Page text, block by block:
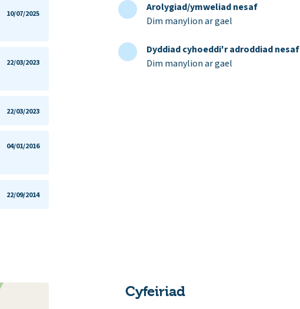
10/07/2025
22/03/2023
22/03/2023
04/01/2016
22/09/2014
Arolygiad/ymweliad nesaf
Dim manylion ar gael
Dyddiad cyhoeddi'r adroddiad nesaf
Dim manylion ar gael
Cyfeiriad